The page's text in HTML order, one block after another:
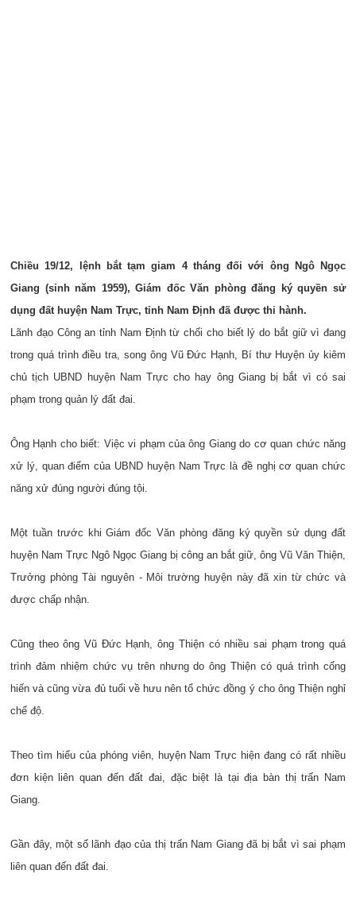
Chiều 19/12, lệnh bắt tạm giam 4 tháng đối với ông Ngô Ngọc
Giang (sinh năm 1959), Giám đốc Văn phòng đăng ký quyền sử
dụng đất huyện Nam Trực, tỉnh Nam Định đã được thi hành.
Lãnh đạo Công an tỉnh Nam Định từ chối cho biết lý do bắt giữ vì đang
trong quá trình điều tra, song ông Vũ Đức Hạnh, Bí thư Huyện ủy kiêm
chủ tịch UBND huyện Nam Trực cho hay ông Giang bị bắt vì có sai
phạm trong quản lý đất đai.
Ông Hạnh cho biết: Việc vi phạm của ông Giang do cơ quan chức năng
xử lý, quan điểm của UBND huyện Nam Trực là đề nghị cơ quan chức
năng xử đúng người đúng tội.
Một tuần trước khi Giám đốc Văn phòng đăng ký quyền sử dụng đất
huyện Nam Trực Ngô Ngọc Giang bị công an bắt giữ, ông Vũ Văn Thiện,
Trưởng phòng Tài nguyên - Môi trường huyện này đã xin từ chức và
được chấp nhận.
Cũng theo ông Vũ Đức Hạnh, ông Thiện có nhiều sai phạm trong quá
trình đảm nhiệm chức vụ trên nhưng do ông Thiện có quá trình cống
hiến và cũng vừa đủ tuổi về hưu nên tổ chức đồng ý cho ông Thiện nghỉ
chế độ.
Theo tìm hiểu của phóng viên, huyện Nam Trực hiện đang có rất nhiều
đơn kiện liên quan đến đất đai, đặc biệt là tại địa bàn thị trấn Nam
Giang.
Gần đây, một số lãnh đạo của thị trấn Nam Giang đã bị bắt vì sai phạm
liên quan đến đất đai.